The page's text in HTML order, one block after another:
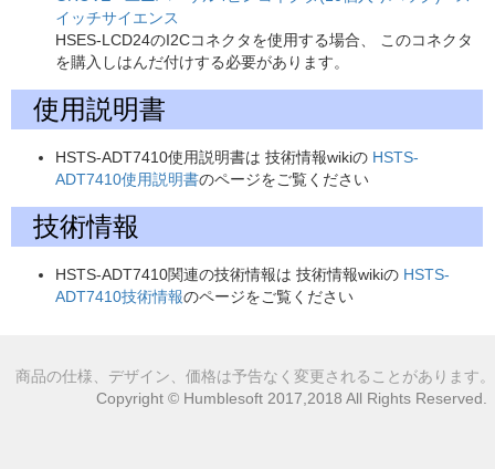
イッチサイエンス
HSES-LCD24のI2Cコネクタを使用する場合、 このコネクタ
を購入しはんだ付けする必要があります。
使用説明書
HSTS-ADT7410使用説明書は 技術情報wikiの HSTS-
ADT7410使用説明書のページをご覧ください
技術情報
HSTS-ADT7410関連の技術情報は 技術情報wikiの HSTS-
ADT7410技術情報のページをご覧ください
商品の仕様、デザイン、価格は予告なく変更されることがあります。
Copyright © Humblesoft 2017,2018 All Rights Reserved.